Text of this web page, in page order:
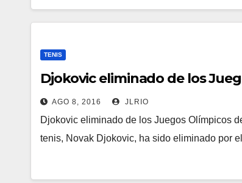
TENIS
Djokovic eliminado de los
AGO 8, 2016 JLRIO
Djokovic eliminado de los Juegos Olímpicos
tenis, Novak Djokovic, ha sido eliminado por